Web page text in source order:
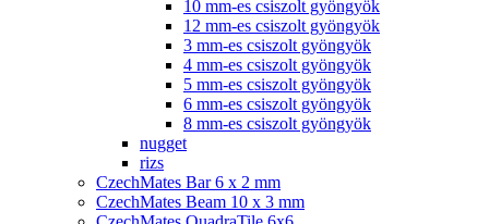
10 mm-es csiszolt gyöngyök
12 mm-es csiszolt gyöngyök
3 mm-es csiszolt gyöngyök
4 mm-es csiszolt gyöngyök
5 mm-es csiszolt gyöngyök
6 mm-es csiszolt gyöngyök
8 mm-es csiszolt gyöngyök
nugget
rizs
CzechMates Bar 6 x 2 mm
CzechMates Beam 10 x 3 mm